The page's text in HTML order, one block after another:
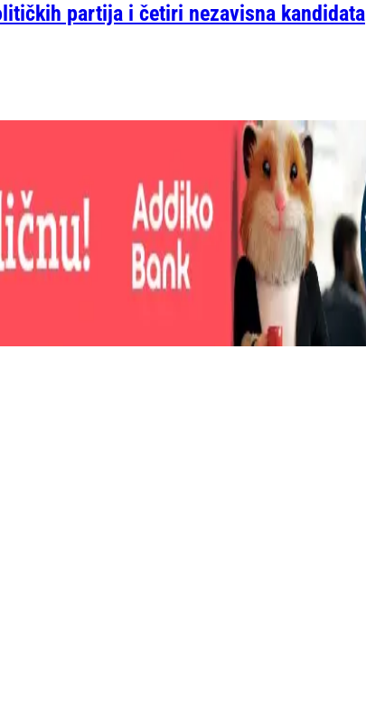
partija i četiri nezavisna kandidata